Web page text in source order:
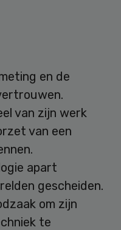
en de
van zijn werk
van een
apart
gescheiden.
om zijn
te